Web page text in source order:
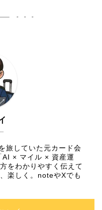
旅していた元カード会
AI × マイル × 資産運
をわかりやすく伝えて
楽しく。noteやXでも